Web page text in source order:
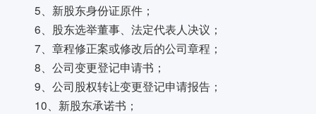
5、新股东身份证原件；
6、股东选举董事、法定代表人决议；
7、章程修正案或修改后的公司章程；
8、公司变更登记申请书；
9、公司股权转让变更登记申请报告；
10、新股东承诺书；